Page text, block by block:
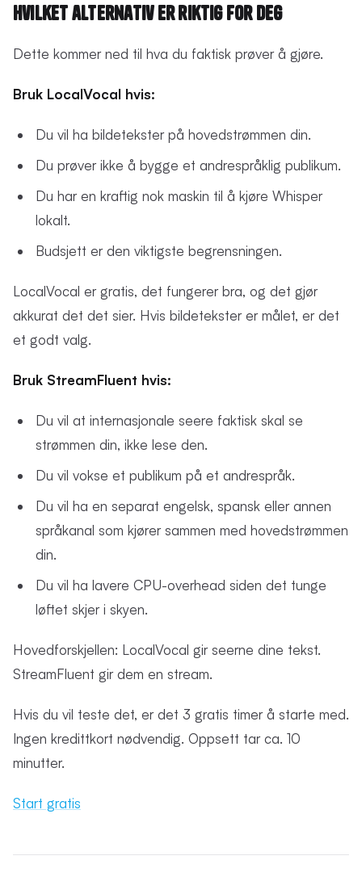
Hvilket alternativ er riktig for deg
Dette kommer ned til hva du faktisk prøver å gjøre.
Bruk LocalVocal hvis:
Du vil ha bildetekster på hovedstrømmen din.
Du prøver ikke å bygge et andrespråklig publikum.
Du har en kraftig nok maskin til å kjøre Whisper
lokalt.
Budsjett er den viktigste begrensningen.
LocalVocal er gratis, det fungerer bra, og det gjør
akkurat det det sier. Hvis bildetekster er målet, er det
et godt valg.
Bruk StreamFluent hvis:
Du vil at internasjonale seere faktisk skal se
strømmen din, ikke lese den.
Du vil vokse et publikum på et andrespråk.
Du vil ha en separat engelsk, spansk eller annen
språkanal som kjører sammen med hovedstrømmen
din.
Du vil ha lavere CPU-overhead siden det tunge
løftet skjer i skyen.
Hovedforskjellen: LocalVocal gir seerne dine tekst.
StreamFluent gir dem en stream.
Hvis du vil teste det, er det 3 gratis timer å starte med.
Ingen kredittkort nødvendig. Oppsett tar ca. 10
minutter.
Start gratis